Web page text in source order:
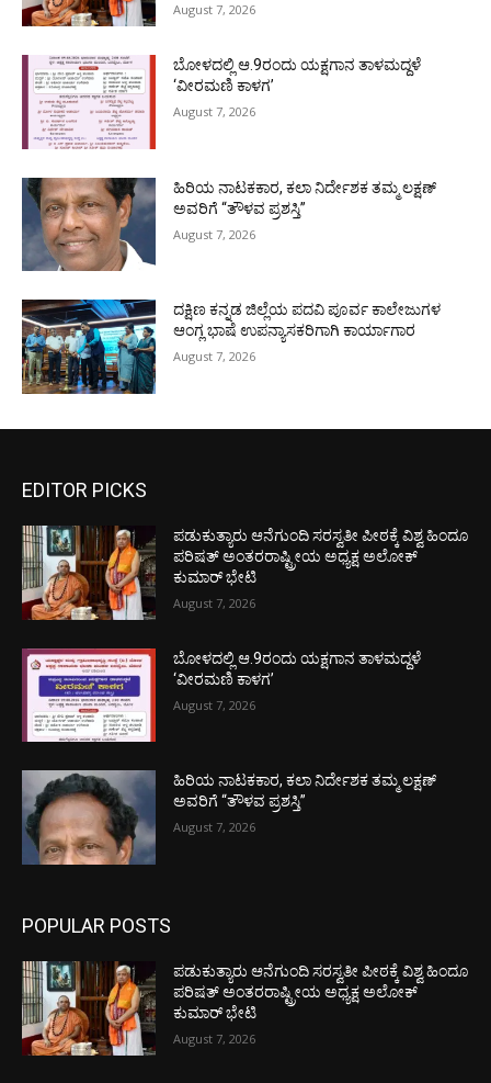
August 7, 2026
ಬೋಳದಲ್ಲಿ ಆ.9ರಂದು ಯಕ್ಷಗಾನ ತಾಳಮದ್ದಳೆ
‘ವೀರಮಣಿ ಕಾಳಗ’
August 7, 2026
ಹಿರಿಯ ನಾಟಕಕಾರ, ಕಲಾ ನಿರ್ದೇಶಕ ತಮ್ಮ ಲಕ್ಷಣ್
ಅವರಿಗೆ “ತೌಳವ ಪ್ರಶಸ್ತಿ”
August 7, 2026
ದಕ್ಷಿಣ ಕನ್ನಡ ಜಿಲ್ಲೆಯ ಪದವಿ ಪೂರ್ವ ಕಾಲೇಜುಗಳ
ಆಂಗ್ಲ ಭಾಷೆ ಉಪನ್ಯಾಸಕರಿಗಾಗಿ ಕಾರ್ಯಾಗಾರ
August 7, 2026
EDITOR PICKS
ಪಡುಕುತ್ಯಾರು ಆನೆಗುಂದಿ ಸರಸ್ವತೀ ಪೀಠಕ್ಕೆ ವಿಶ್ವ ಹಿಂದೂ
ಪರಿಷತ್ ಅಂತರರಾಷ್ಟ್ರೀಯ ಅಧ್ಯಕ್ಷ ಅಲೋಕ್
ಕುಮಾರ್ ಭೇಟಿ
August 7, 2026
ಬೋಳದಲ್ಲಿ ಆ.9ರಂದು ಯಕ್ಷಗಾನ ತಾಳಮದ್ದಳೆ
‘ವೀರಮಣಿ ಕಾಳಗ’
August 7, 2026
ಹಿರಿಯ ನಾಟಕಕಾರ, ಕಲಾ ನಿರ್ದೇಶಕ ತಮ್ಮ ಲಕ್ಷಣ್
ಅವರಿಗೆ “ತೌಳವ ಪ್ರಶಸ್ತಿ”
August 7, 2026
POPULAR POSTS
ಪಡುಕುತ್ಯಾರು ಆನೆಗುಂದಿ ಸರಸ್ವತೀ ಪೀಠಕ್ಕೆ ವಿಶ್ವ ಹಿಂದೂ
ಪರಿಷತ್ ಅಂತರರಾಷ್ಟ್ರೀಯ ಅಧ್ಯಕ್ಷ ಅಲೋಕ್
ಕುಮಾರ್ ಭೇಟಿ
August 7, 2026